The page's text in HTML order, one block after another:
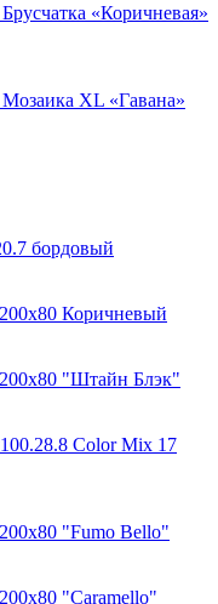
«Коричневая»
XL «Гавана»
бордовый
Коричневый
"Штайн Блэк"
Color Mix 17
"Fumo Bello"
"Caramello"